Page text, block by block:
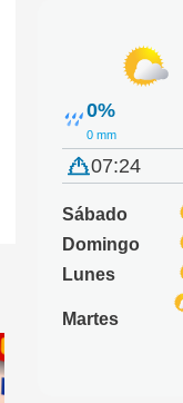
0%
0 mm
07:24
Sábado
Domingo
Lunes
Martes